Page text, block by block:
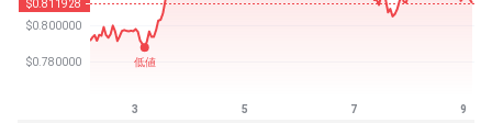
最終更新日時：2026-08-09、03:59 GMT+0